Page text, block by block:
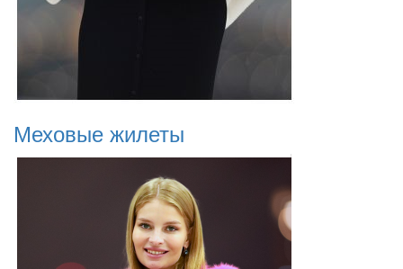
Меховые жилеты